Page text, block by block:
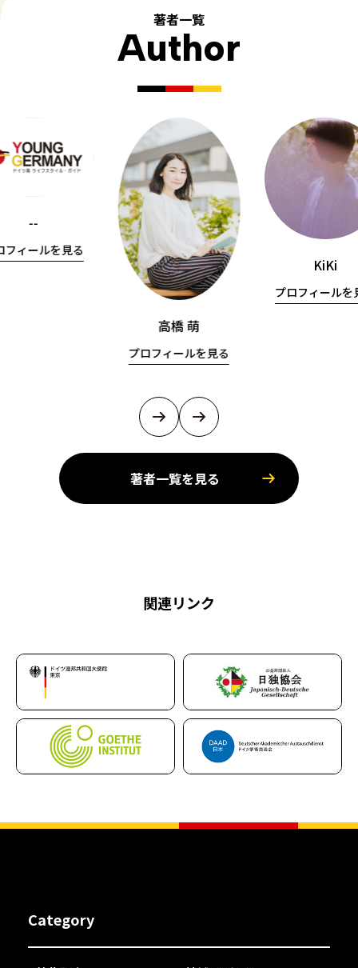
著者一覧
Author
--
フィールを見る
高橋 萌
プロフィールを見る
KiKi
プロフィールを
著者一覧を見る
関連リンク
Category